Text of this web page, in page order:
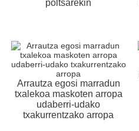
poltsarekin
Arrautza egosi marradun
txalekoa maskoten arropa
udaberri-udako
txakurrentzako arropa